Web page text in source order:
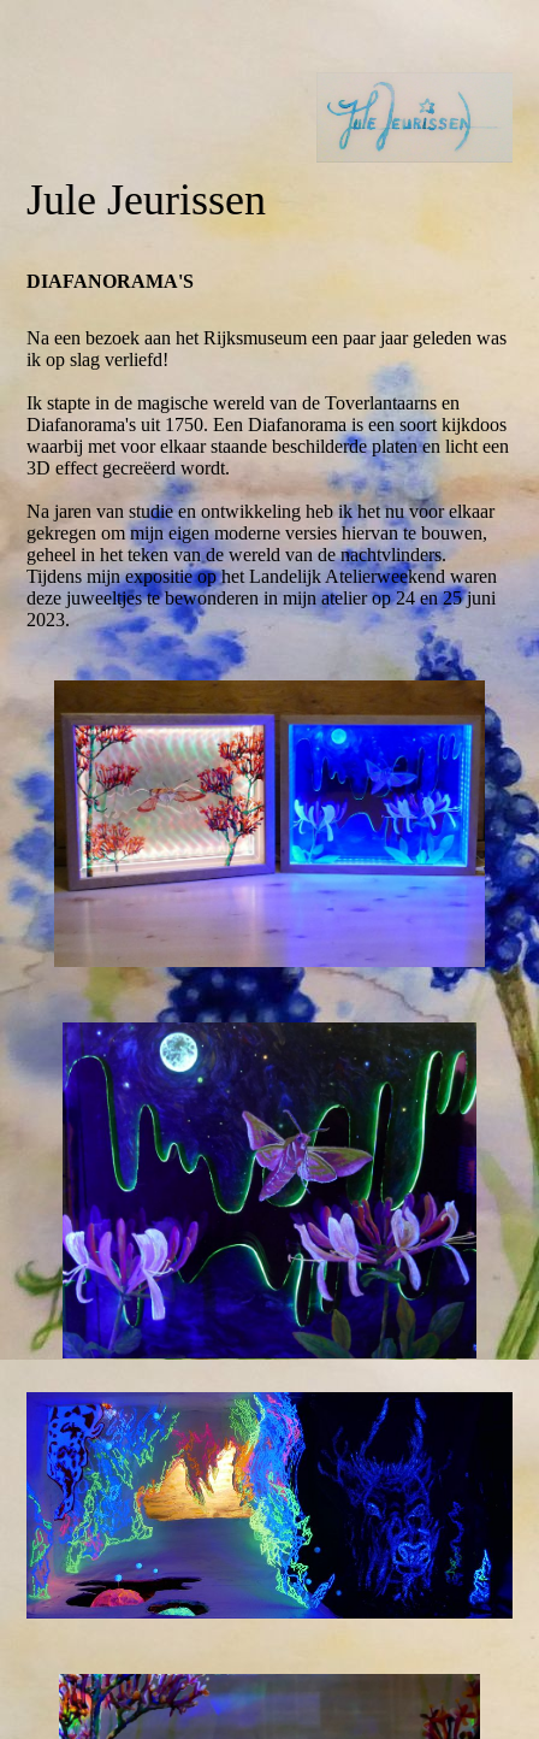
Jule Jeurissen
DIAFANORAMA'S
Na een bezoek aan het Rijksmuseum een paar jaar geleden was
ik op slag verliefd!
Ik stapte in de magische wereld van de Toverlantaarns en
Diafanorama's uit 1750. Een Diafanorama is een soort kijkdoos
waarbij met voor elkaar staande beschilderde platen en licht een
3D effect gecreëerd wordt.
Na jaren van studie en ontwikkeling heb ik het nu voor elkaar
gekregen om mijn eigen moderne versies hiervan te bouwen,
geheel in het teken van de wereld van de nachtvlinders.
Tijdens mijn expositie op het Landelijk Atelierweekend waren
deze juweeltjes te bewonderen in mijn atelier op 24 en 25 juni
2023.